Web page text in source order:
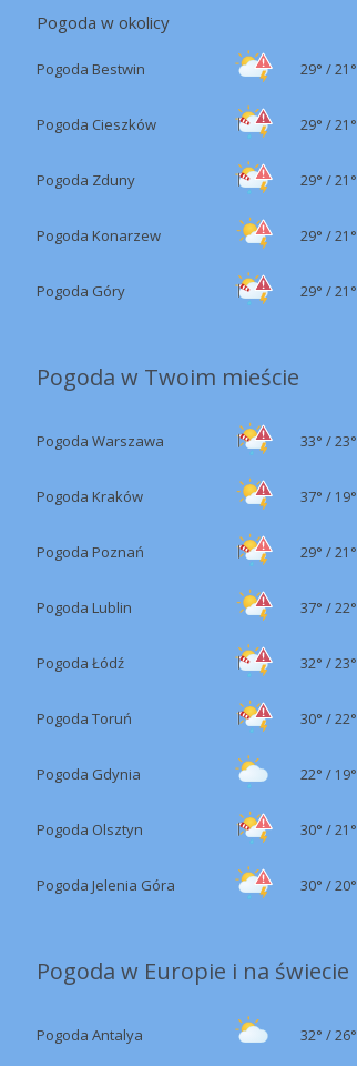
Pogoda w okolicy
Pogoda Bestwin 29° /21°
Pogoda Cieszków 29° /21°
Pogoda Zduny 29° /21°
Pogoda Konarzew 29° /21°
Pogoda Góry 29° /21°
Pogoda w Twoim mieście
Pogoda Warszawa 33° /23°
Pogoda Kraków 37° / 19°
Pogoda Poznań 29° /21°
Pogoda Lublin 37° /22°
Pogoda Łódź 32° /23°
Pogoda Toruń 30° /22°
Pogoda Gdynia 22° / 19°
Pogoda Olsztyn 30° /21°
Pogoda Jelenia Góra 30° /20°
Pogoda w Europie i na świecie
Pogoda Antalya 32° /26°